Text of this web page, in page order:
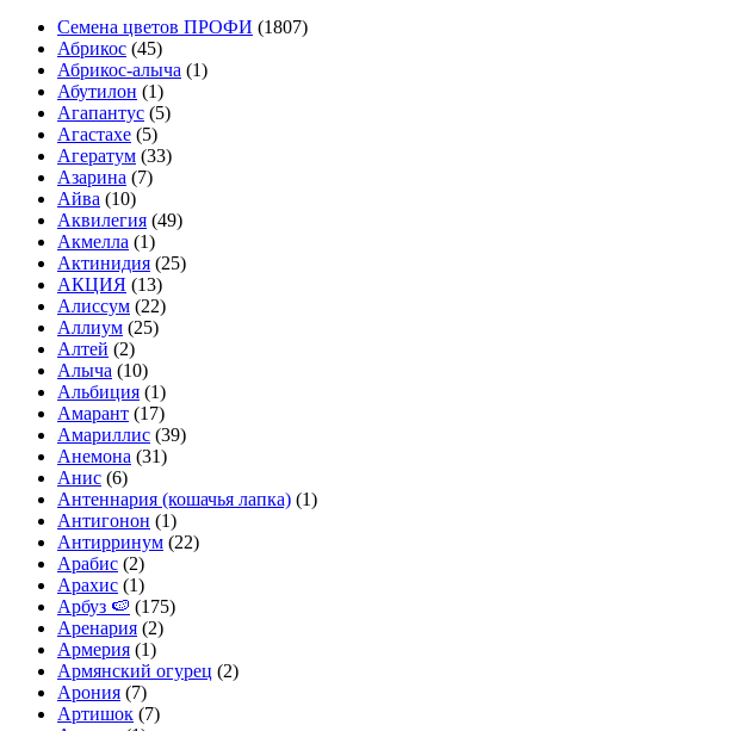
Cемена цветов ПРОФИ (1807)
Абрикос (45)
Абрикос-алыча (1)
Абутилон (1)
Агапантус (5)
Агастахе (5)
Агератум (33)
Азарина (7)
Айва (10)
Аквилегия (49)
Акмелла (1)
Актинидия (25)
АКЦИЯ (13)
Алиссум (22)
Аллиум (25)
Алтей (2)
Алыча (10)
Альбиция (1)
Амарант (17)
Амариллис (39)
Анемона (31)
Анис (6)
Антеннария (кошачья лапка) (1)
Антигонон (1)
Антирринум (22)
Арабис (2)
Арахис (1)
Арбуз 🍉 (175)
Аренария (2)
Армерия (1)
Армянский огурец (2)
Арония (7)
Артишок (7)